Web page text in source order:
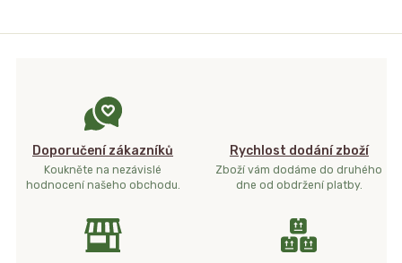
Doporučení zákazníků
Koukněte na nezávislé
hodnocení našeho obchodu.
Rychlost dodání zboží
Zboží vám dodáme do druhého
dne od obdržení platby.